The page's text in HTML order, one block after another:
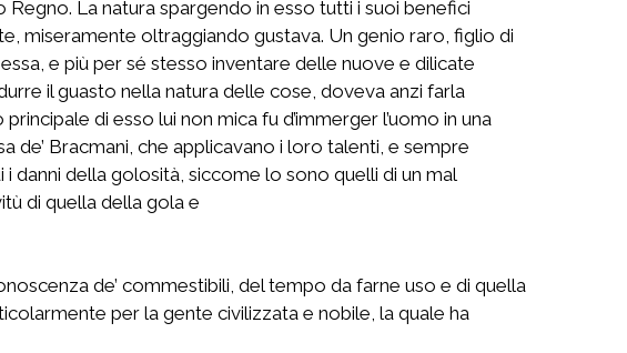
La natura spargendo in esso tutti i suoi benefici
miseramente oltraggiando gustava. Un genio raro, figlio di
e più per sé stesso inventare delle nuove e dilicate
il guasto nella natura delle cose, doveva anzi farla
di esso lui non mica fu d’immerger l’uomo in una
Bracmani, che applicavano i loro talenti, e sempre
danni della golosità, siccome lo sono quelli di un mal
di quella della gola e
de’ commestibili, del tempo da farne uso e di quella
per la gente civilizzata e nobile, la quale ha